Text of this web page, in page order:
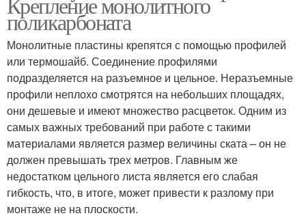
поликарбоната
Монолитные пластины крепятся с помощью профилей
или термошайб. Соединение профилями
подразделяется на разъемное и цельное. Неразъемные
профили неплохо смотрятся на небольших площадях,
они дешевые и имеют множество расцветок. Одним из
самых важных требований при работе с такими
материалами является размер величины ската – он не
должен превышать трех метров. Главным же
недостатком цельного листа является его слабая
гибкость, что, в итоге, может привести к разлому при
монтаже не на плоскости.